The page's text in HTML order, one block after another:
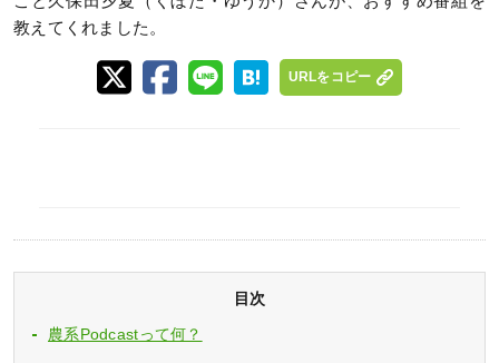
教えてくれました。
URLをコピー
目次
農系Podcastって何？